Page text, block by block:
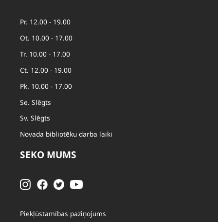
Pr. 12.00 - 19.00
Ot. 10.00 - 17.00
Tr. 10.00 - 17.00
Ct. 12.00 - 19.00
Pk. 10.00 - 17.00
Se. Slēgts
Sv. Slēgts
Novada bibliotēku darba laiki
SEKO MUMS
Piekļūstamības paziņojums